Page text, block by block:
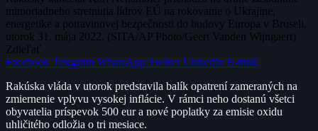
mimoriadneho stretnutia lídrov EÚ na rokovanie o Ukrajine,
energetike a potravinovej bezpečnosti do budovy Europa v Bruseli,
utorok 31. mája 2022. (SITA/AP Photo/Geert Vanden Wijngaert)
Zdieľať
Facebook Telegram WhatsApp Twitter LinkedIn E-mail
Rakúska vláda v utorok predstavila balík opatrení zameraných na
zmiernenie vplyvu vysokej inflácie. V rámci neho dostanú všetci
obyvatelia príspevok 500 eur a nové poplatky za emisie oxidu
uhličitého odložia o tri mesiace.